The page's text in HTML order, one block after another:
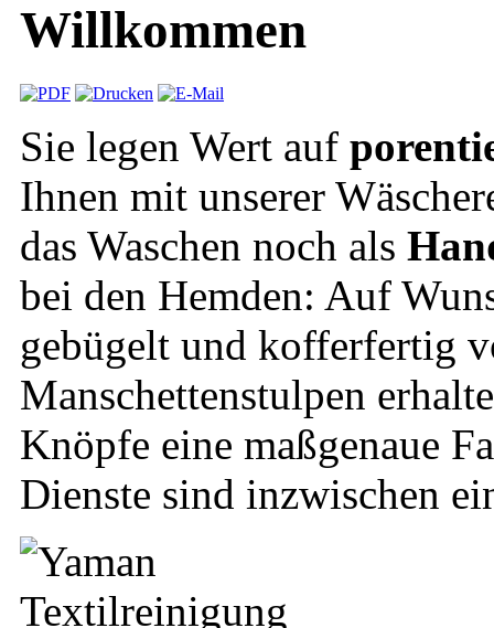
Willkommen
Sie legen Wert auf
Ihnen mit unserer
das Waschen noch als
bei den Hemden: Auf
gebügelt und kofferfertig
Manschettenstulpen
Knöpfe eine maßgenaue
Dienste sind inzwischen